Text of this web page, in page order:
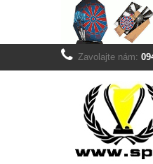
Zavolajte nám: